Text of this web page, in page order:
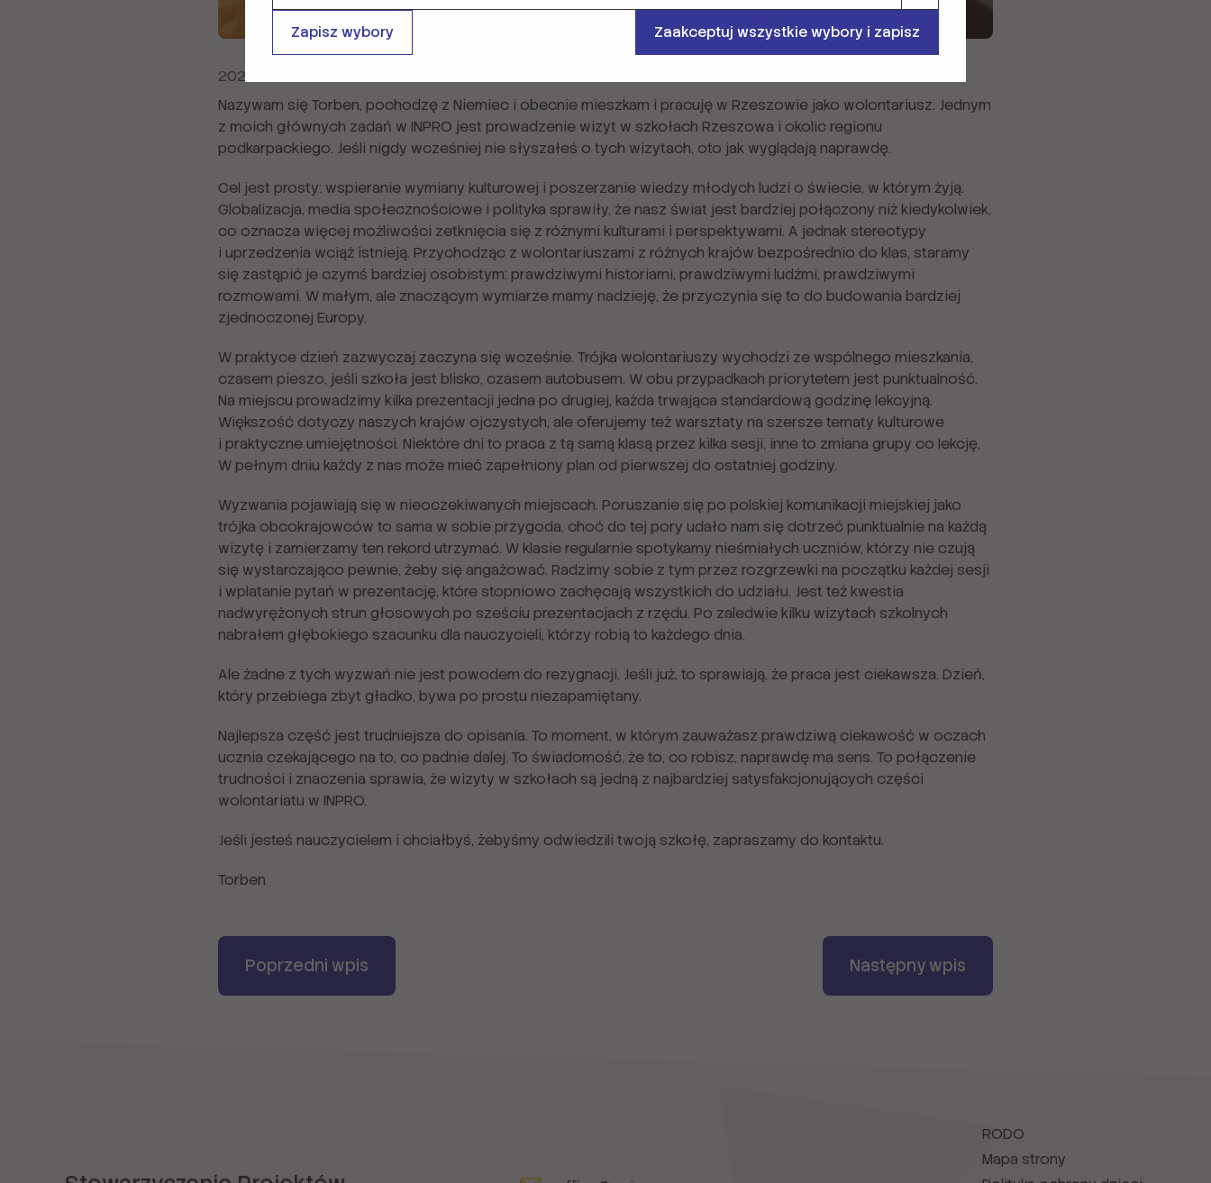
2024-06-27
Nazywam się Torben, pochodzę z Niemiec i obecnie mieszkam i pracuję w Rzeszowie jako wolontariusz. Jednym
z moich głównych zadań w INPRO jest prowadzenie wizyt w szkołach Rzeszowa i okolic regionu
podkarpackiego. Jeśli nigdy wcześniej nie słyszałeś o tych wizytach, oto jak wyglądają naprawdę.
Cel jest prosty: wspieranie wymiany kulturowej i poszerzanie wiedzy młodych ludzi o świecie, w którym żyją.
Globalizacja, media społecznościowe i polityka sprawiły, że nasz świat jest bardziej połączony niż kiedykolwiek,
co oznacza więcej możliwości zetknięcia się z różnymi kulturami i perspektywami. A jednak stereotypy
i uprzedzenia wciąż istnieją. Przychodząc z wolontariuszami z różnych krajów bezpośrednio do klas, staramy
się zastąpić je czymś bardziej osobistym: prawdziwymi historiami, prawdziwymi ludźmi, prawdziwymi
rozmowami. W małym, ale znaczącym wymiarze mamy nadzieję, że przyczynia się to do budowania bardziej
zjednoczonej Europy.
W praktyce dzień zazwyczaj zaczyna się wcześnie. Trójka wolontariuszy wychodzi ze wspólnego mieszkania,
czasem pieszo, jeśli szkoła jest blisko, czasem autobusem. W obu przypadkach priorytetem jest punktualność.
Na miejscu prowadzimy kilka prezentacji jedna po drugiej, każda trwająca standardową godzinę lekcyjną.
Większość dotyczy naszych krajów ojczystych, ale oferujemy też warsztaty na szersze tematy kulturowe
i praktyczne umiejętności. Niektóre dni to praca z tą samą klasą przez kilka sesji, inne to zmiana grupy co lekcję.
W pełnym dniu każdy z nas może mieć zapełniony plan od pierwszej do ostatniej godziny.
Wyzwania pojawiają się w nieoczekiwanych miejscach. Poruszanie się po polskiej komunikacji miejskiej jako
trójka obcokrajowców to sama w sobie przygoda, choć do tej pory udało nam się dotrzeć punktualnie na każdą
wizytę i zamierzamy ten rekord utrzymać. W klasie regularnie spotykamy nieśmiałych uczniów, którzy nie czują
się wystarczająco pewnie, żeby się angażować. Radzimy sobie z tym przez rozgrzewki na początku każdej sesji
i wplatanie pytań w prezentację, które stopniowo zachęcają wszystkich do udziału. Jest też kwestia
nadwyrężonych strun głosowych po sześciu prezentacjach z rzędu. Po zaledwie kilku wizytach szkolnych
nabrałem głębokiego szacunku dla nauczycieli, którzy robią to każdego dnia.
Ale żadne z tych wyzwań nie jest powodem do rezygnacji. Jeśli już, to sprawiają, że praca jest ciekawsza. Dzień,
który przebiega zbyt gładko, bywa po prostu niezapamiętany.
Najlepsza część jest trudniejsza do opisania. To moment, w którym zauważasz prawdziwą ciekawość w oczach
ucznia czekającego na to, co padnie dalej. To świadomość, że to, co robisz, naprawdę ma sens. To połączenie
trudności i znaczenia sprawia, że wizyty w szkołach są jedną z najbardziej satysfakcjonujących części
wolontariatu w INPRO.
Jeśli jesteś nauczycielem i chciałbyś, żebyśmy odwiedzili twoją szkołę, zapraszamy do kontaktu.
Torben
Poprzedni wpis Następny wpis
RODO
Mapa strony
Zapisz wybory Zaakceptuj wszystkie wybory i zapisz